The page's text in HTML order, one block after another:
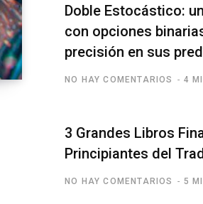
Doble Estocástico:
con opciones
precisión en sus
NO HAY COMENTARIOS 4
3 Grandes Libros
Principiantes del
NO HAY COMENTARIOS 5